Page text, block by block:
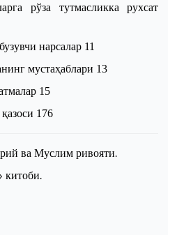
рўза тутмасликка рухсат
нарсалар 11
мустаҳаблари 13
1 5
1 76
ва Муслимривояти.
китоби.